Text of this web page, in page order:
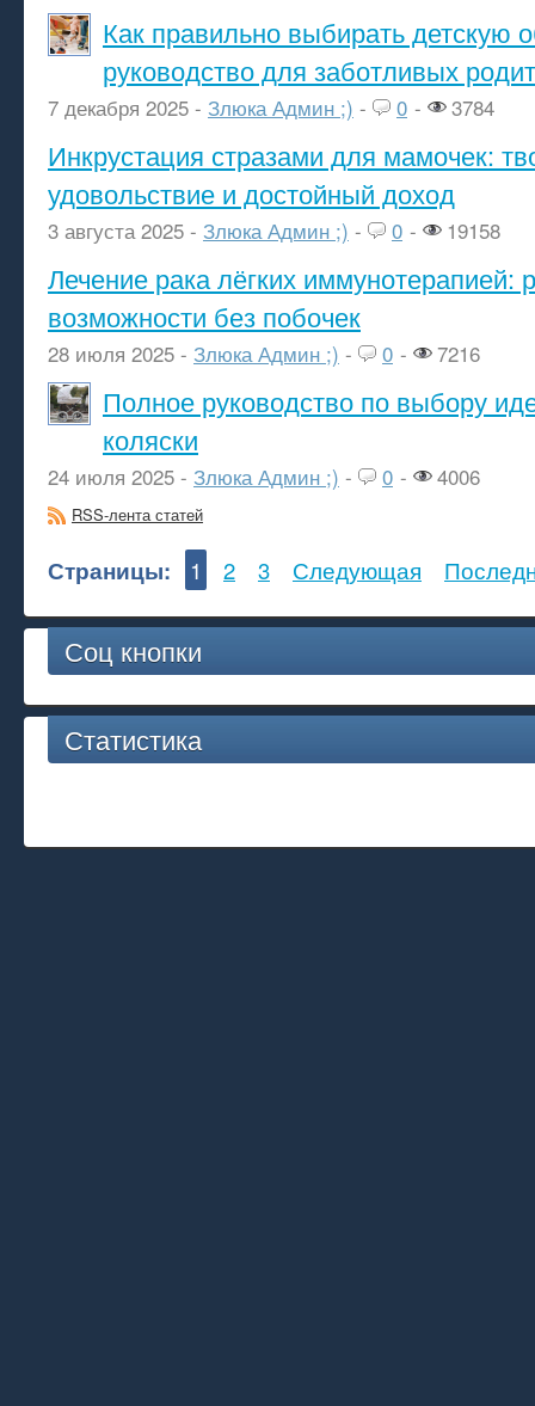
Как правильно выбирать детскую
руководство для заботливых
7 декабря 2025 - Злюка Админ ;) - 0 - 3784
Инкрустация стразами для мамочек:
удовольствие и достойный доход
3 августа 2025 - Злюка Админ ;) - 0 - 19158
Лечение рака лёгких иммунотерапией:
возможности без побочек
28 июля 2025 - Злюка Админ ;) - 0 - 7216
Полное руководство по выбору
коляски
24 июля 2025 - Злюка Админ ;) - 0 - 4006
RSS-лента статей
Страницы: 1 2 3 Следующая
Соц кнопки
Статистика